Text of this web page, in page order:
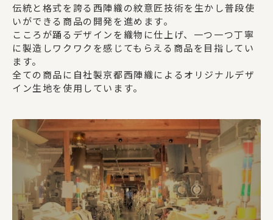
伝統と格式を誇る西陣織の紋意匠技術を生かし普段使
いができる商品の開発を進めます。
こころが踊るデザインを織物に仕上げ、一つ一つ丁寧
に製造しワクワクを感じてもらえる商品を目指してい
ます。
全ての商品に自社製京都西陣織によるオリジナルデザ
イン生地を使用しています。